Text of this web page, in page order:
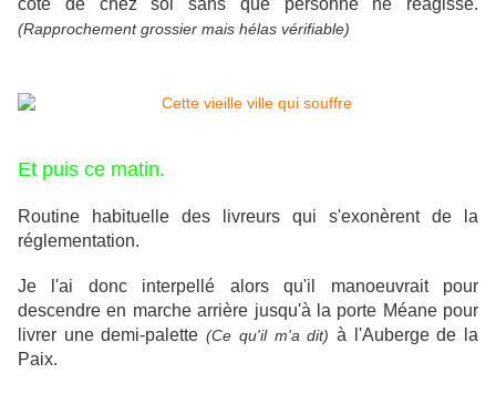
côté de chez soi sans que personne ne réagisse.
(Rapprochement grossier mais hélas vérifiable)
Et puis ce matin.
Routine habituelle des livreurs qui s'exonèrent de la
réglementation.
Je l'ai donc interpellé alors qu'il manoeuvrait pour
descendre en marche arrière jusqu'à la porte Méane pour
livrer une demi-palette(Ce qu'il m'a dit) à l'Auberge de la
Paix.